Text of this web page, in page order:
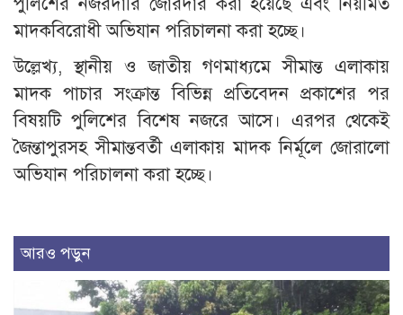
মাদকবিরোধী অভিযান পরিচালনা করা হচ্ছে।
উল্লেখ্য, স্থানীয় ও জাতীয় গণমাধ্যমে সীমান্ত এলাকায়
মাদক পাচার সংক্রান্ত বিভিন্ন প্রতিবেদন প্রকাশের পর
বিষয়টি পুলিশের বিশেষ নজরে আসে। এরপর থেকেই
জৈন্তাপুরসহ সীমান্তবর্তী এলাকায় মাদক নির্মূলে জোরালো
অভিযান পরিচালনা করা হচ্ছে।
আরও পড়ুন